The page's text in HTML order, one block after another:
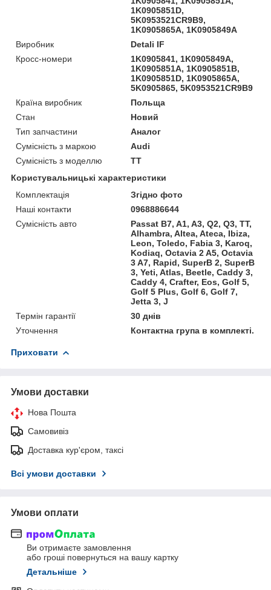
1K0905851D,
5K0953521CR9B9,
1K0905865A, 1K0905849A
Виробник
Detali IF
Кросс-номери
1K0905841, 1K0905849A,
1K0905851A, 1K0905851B,
1K0905851D, 1K0905865A,
5K0905865, 5K0953521CR9B9
Країна виробник
Польща
Стан
Новий
Тип запчастини
Аналог
Сумісність з маркою
Audi
Сумісність з моделлю
TT
Користувальницькі характеристики
Комплектація
Згідно фото
Наші контакти
0968886644
Сумісність авто
Passat B7, A1, A3, Q2, Q3, TT,
Alhambra, Altea, Ateca, Ibiza,
Leon, Toledo, Fabia 3, Karoq,
Kodiaq, Octavia 2 A5, Octavia
3 A7, Rapid, SuperB 2, SuperB
3, Yeti, Atlas, Beetle, Caddy 3,
Caddy 4, Crafter, Eos, Golf 5,
Golf 5 Plus, Golf 6, Golf 7,
Jetta 3, J
Термін гарантії
30 днів
Уточнення
Контактна група в комплекті.
Приховати
Умови доставки
Нова Пошта
Самовивіз
Доставка кур'єром, таксі
Всі умови доставки
Умови оплати
Ви отримаєте замовлення
або гроші повернуться на вашу картку
Детальніше